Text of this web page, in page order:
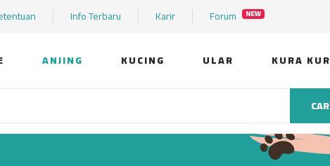
Info Terbaru Karir Forum NEW
ANJING KUCING ULAR KURA